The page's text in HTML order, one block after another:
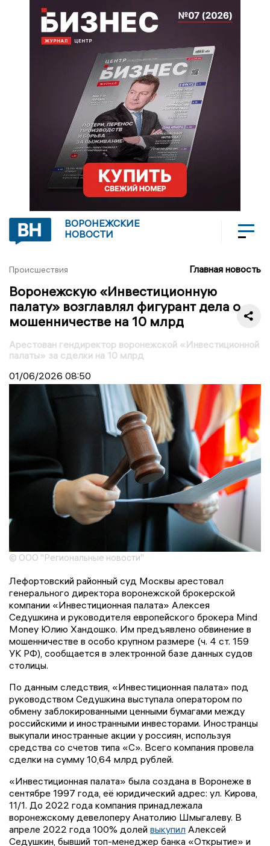
ВОРОНЕЖСКИЕ
НОВОСТИ
Происшествия Главная новость
Воронежскую «Инвестиционную
палату» возглавлял фигурант дела о
мошенничестве на 10 млрд
Арестован гендиректор воронежской «Инвестиционной
палаты» за сделки на 10 млрд
01/06/2026 08:50
© ООО "Региональные новости"
Лефортовский районный суд Москвы арестовал
генерального директора воронежской брокерской
компании «Инвестиционная палата» Алексея
Седушкина и руководителя европейского брокера Mind
Money Юлию Хандошко. Им предъявлено обвинение в
мошенничестве в особо крупном размере (ч. 4 ст. 159
УК РФ), сообщается в электронной базе данных судов
столицы.
По данным следствия, «Инвестиционная палата» под
руководством Седушкина выступала оператором по
обмену заблокированными ценными бумагами между
российскими и иностранными инвесторами. Иностранцы
выкупали иностранные акции у россиян, используя
средства со счетов типа «С». Всего компания провела
сделки на сумму 10,64 млрд рублей.
«Инвестиционная палата» была создана в Воронеже в
сентябре 1997 года, её юридический адрес: ул. Кирова,
11/1. До 2022 года компания принадлежала
воронежскому девелоперу Анатолию Шмыгалеву. В
апреле 2022 года 100% долей выкупил Алексей
Седушкин, бывший топ-менеджер банка «Открытие» и